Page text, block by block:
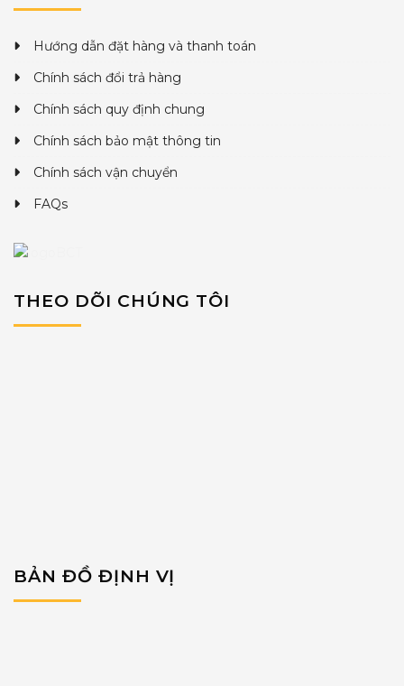
Hướng dẫn đặt hàng và thanh toán
Chính sách đổi trả hàng
Chính sách quy định chung
Chính sách bảo mật thông tin
Chính sách vận chuyển
FAQs
THEO DÕI CHÚNG TÔI
BẢN ĐỒ ĐỊNH VỊ